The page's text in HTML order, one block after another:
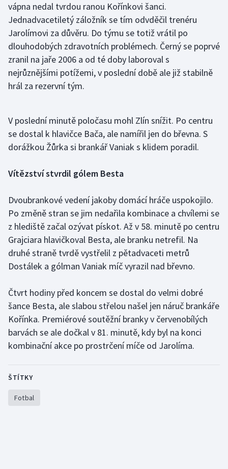
Lezení
Lyže a snowboard
Moderní pětiboj
Motorsport
Olympijské hry
Parasport
Ragby
Rychlobruslení
Rychlostní kanoistika
Sportovní střelba
Stolní tenis
vápna nedal tvrdou ranou Kořínkovi šanci.
Jednadvacetiletý záložník se tím odvděčil trenéru
Jarolímovi za důvěru. Do týmu se totiž vrátil po
dlouhodobých zdravotních problémech. Černý se poprvé
zranil na jaře 2006 a od té doby laboroval s
nejrůznějšími potížemi, v poslední době ale již stabilně
hrál za rezervní tým.
V poslední minutě poločasu mohl Zlín snížit. Po centru
se dostal k hlavičce Bača, ale namířil jen do břevna. S
dorážkou Žůrka si brankář Vaniak s klidem poradil.
Vítězství stvrdil gólem Besta
Dvoubrankové vedení jakoby domácí hráče uspokojilo.
Po změně stran se jim nedařila kombinace a chvílemi se
z hlediště začal ozývat pískot. Až v 58. minutě po centru
Grajciara hlavičkoval Besta, ale branku netrefil. Na
druhé straně tvrdě vystřelil z pětadvaceti metrů
Dostálek a gólman Vaniak míč vyrazil nad břevno.
Čtvrt hodiny před koncem se dostal do velmi dobré
šance Besta, ale slabou střelou našel jen náruč brankáře
Kořínka. Premiérové soutěžní branky v červenobílých
barvách se ale dočkal v 81. minutě, kdy byl na konci
kombinační akce po prostrčení míče od Jarolíma.
ŠTÍTKY
Fotbal